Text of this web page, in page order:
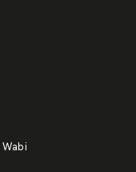
Wabi